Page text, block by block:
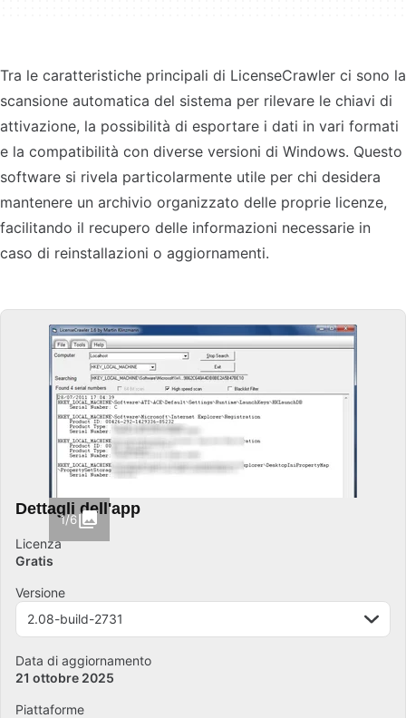
Tra le caratteristiche principali di LicenseCrawler ci sono la
scansione automatica del sistema per rilevare le chiavi di
attivazione, la possibilità di esportare i dati in vari formati
e la compatibilità con diverse versioni di Windows. Questo
software si rivela particolarmente utile per chi desidera
mantenere un archivio organizzato delle proprie licenze,
facilitando il recupero delle informazioni necessarie in
caso di reinstallazioni o aggiornamenti.
1/6
Dettagli dell'app
Licenza
Gratis
Versione
2.08-build-2731
Data di aggiornamento
21 ottobre 2025
Piattaforme